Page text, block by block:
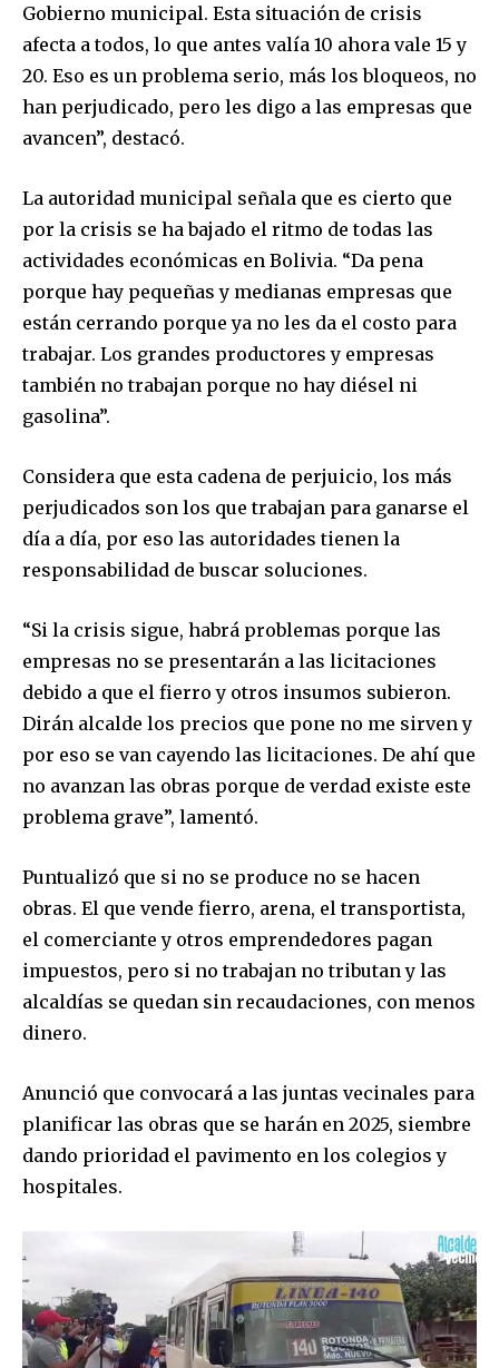
Join our community of
SUBSCRIBERS and be part of the
conversation.
To subscribe, simply enter your email address on our website
your privacy and won't spam your inbox. Your information is
safe with us.
Gobierno municipal. Esta situación de crisis
afecta a todos, lo que antes valía 10 ahora vale 15 y
20. Eso es un problema serio, más los bloqueos, no
han perjudicado, pero les digo a las empresas que
avancen”, destacó.
La autoridad municipal señala que es cierto que
por la crisis se ha bajado el ritmo de todas las
actividades económicas en Bolivia. “Da pena
porque hay pequeñas y medianas empresas que
están cerrando porque ya no les da el costo para
trabajar. Los grandes productores y empresas
también no trabajan porque no hay diésel ni
gasolina”.
Considera que esta cadena de perjuicio, los más
perjudicados son los que trabajan para ganarse el
día a día, por eso las autoridades tienen la
responsabilidad de buscar soluciones.
“Si la crisis sigue, habrá problemas porque las
empresas no se presentarán a las licitaciones
debido a que el fierro y otros insumos subieron.
Dirán alcalde los precios que pone no me sirven y
por eso se van cayendo las licitaciones. De ahí que
no avanzan las obras porque de verdad existe este
problema grave”, lamentó.
Puntualizó que si no se produce no se hacen
obras. El que vende fierro, arena, el transportista,
el comerciante y otros emprendedores pagan
impuestos, pero si no trabajan no tributan y las
alcaldías se quedan sin recaudaciones, con menos
dinero.
Anunció que convocará a las juntas vecinales para
planificar las obras que se harán en 2025, siembre
dando prioridad el pavimento en los colegios y
hospitales.